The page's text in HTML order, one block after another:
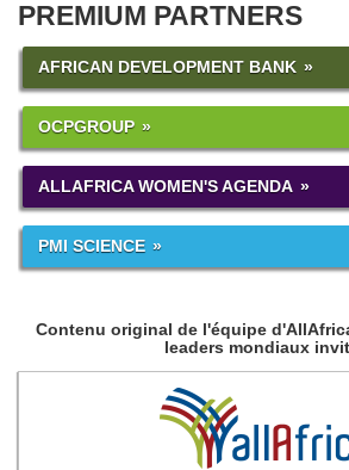
PREMIUM PARTNERS
AFRICAN DEVELOPMENT BANK
OCPGROUP
ALLAFRICA WOMEN'S AGENDA
PMI SCIENCE
Contenu original de l'équipe
leaders mondiaux